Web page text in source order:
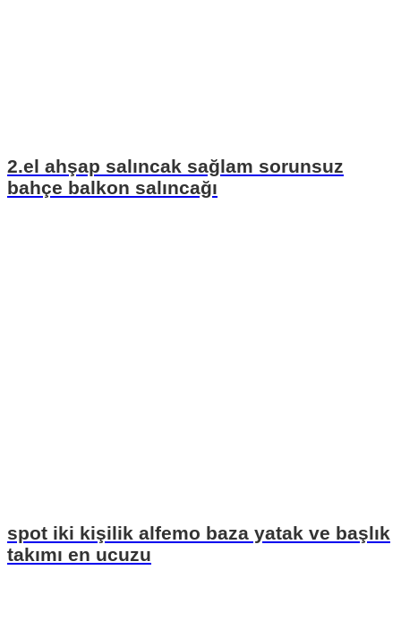
2.el ahşap salıncak sağlam sorunsuz
bahçe balkon salıncağı
spot iki kişilik alfemo baza yatak ve başlık
takımı en ucuzu